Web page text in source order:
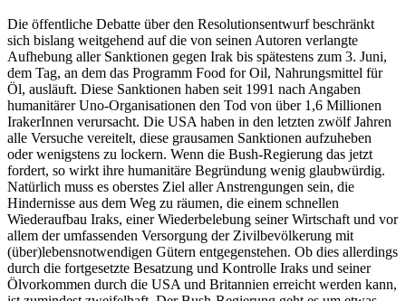
Die öffentliche Debatte über den Resolutionsentwurf beschränkt
sich bislang weitgehend auf die von seinen Autoren verlangte
Aufhebung aller Sanktionen gegen Irak bis spätestens zum 3. Juni,
dem Tag, an dem das Programm Food for Oil, Nahrungsmittel für
Öl, ausläuft. Diese Sanktionen haben seit 1991 nach Angaben
humanitärer Uno-Organisationen den Tod von über 1,6 Millionen
IrakerInnen verursacht. Die USA haben in den letzten zwölf Jahren
alle Versuche vereitelt, diese grausamen Sanktionen aufzuheben
oder wenigstens zu lockern. Wenn die Bush-Regierung das jetzt
fordert, so wirkt ihre humanitäre Begründung wenig glaubwürdig.
Natürlich muss es oberstes Ziel aller Anstrengungen sein, die
Hindernisse aus dem Weg zu räumen, die einem schnellen
Wiederaufbau Iraks, einer Wiederbelebung seiner Wirtschaft und vor
allem der umfassenden Versorgung der Zivilbevölkerung mit
(über)lebensnotwendigen Gütern entgegenstehen. Ob dies allerdings
durch die fortgesetzte Besatzung und Kontrolle Iraks und seiner
Ölvorkommen durch die USA und Britannien erreicht werden kann,